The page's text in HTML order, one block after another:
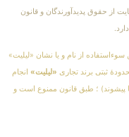
حقوق پدیدآورندگان و قانون
سوءاستفاده از نام و یا نشان «لیلیت»
ثبتی برند تجاری «لیلیت» انجام
پیشوند) ؛ طبق قانون ممنوع است و